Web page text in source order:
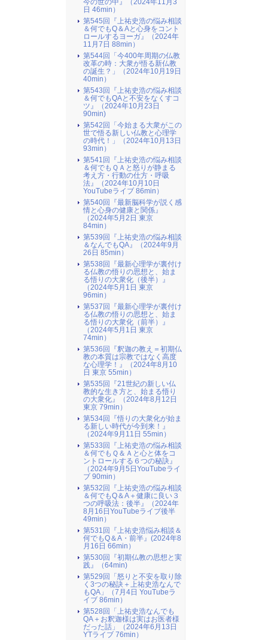
今の世の中』（2024年11月3
日 46min）
第545回『上祐史浩の悩み相談
＆何でもQ＆Aと心身をコント
ロールするヨーガ』（2024年
11月7日 88min）
第544回「今400年周期の仏教
改革の時：大衆が悟る新仏教
の誕生？」（2024年10月19日
40min）
第543回『上祐史浩の悩み相談
＆何でもQAと不安をなくすコ
ツ』（2024年10月23日
90min)
第542回「今始まる大衆がこの
世で悟る新しい仏教と心理学
の時代！」（2024年10月13日
93min）
第541回『上祐史浩の悩み相談
＆何でもＱＡと怒りが静まる
考え方・行動の仕方・呼吸
法』（2024年10月10日
YouTubeライブ 86min）
第540回『最新脳科学が説く感
情と心身の健康と関係』
（2024年5月2日 東京
84min）
第539回『上祐史浩の悩み相談
＆なんでもQA』（2024年9月
26日 85min）
第538回『最新心理学が裏付け
る仏教の悟りの思想と、始ま
る悟りの大衆化（後半）』
（2024年5月1日 東京
96min）
第537回『最新心理学が裏付け
る仏教の悟りの思想と、始ま
る悟りの大衆化（前半）』
（2024年5月1日 東京
74min）
第536回『釈迦の教え＝初期仏
教の本質は宗教ではなく高度
な心理学！』（2024年8月10
日 東京 55min）
第535回『21世紀の新しい仏
教的な生き方と、始まる悟り
の大衆化』（2024年8月12日
東京 79min）
第534回『悟りの大衆化が始ま
る新しい時代が今到来！』
（2024年9月11日 55min）
第533回『上祐史浩の悩み相談
＆何でもＱ＆Ａと心と体をコ
ントロールする６つの秘訣』
（2024年9月5日YouTubeライ
ブ 90min）
第532回『上祐史浩の悩み相談
＆何でもQ＆A＋健康に良い３
つの呼吸法：後半』（2024年
8月16日YouTubeライブ後半
49min）
第531回『上祐史浩悩み相談＆
何でもQ＆A・前半』(2024年8
月16日 66min）
第530回『初期仏教の思想と実
践』（64min)
第529回「怒りと不安を取り除
く3つの秘訣＋上祐史浩なんで
もQA」（7月4日 YouTubeラ
イブ 86min）
第528回「上祐史浩なんでも
QA＋お釈迦様は実はお医者様
だった話」（2024年6月13日
YTライブ 76min）